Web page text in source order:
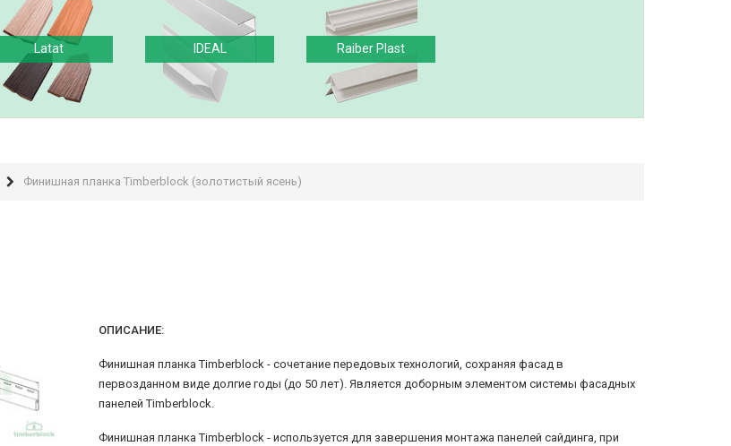
Latat IDEAL Raiber Plast
Финишная планка Timberblock (золотистый ясень)
ОПИСАНИЕ:
Финишная планка Timberblock - сочетание передовых технологий, сохраняя фасад в
первозданном виде долгие годы (до 50 лет). Является доборным элементом системы фасадных
панелей Timberblock.
Финишная планка Timberblock - используется для завершения монтажа панелей сайдинга, при